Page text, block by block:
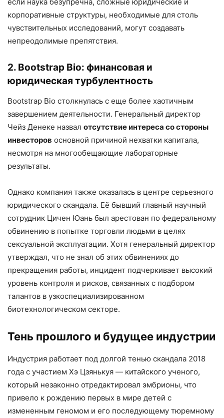
корпоративные структуры, необходимые для столь
чувствительных исследований, могут создавать
непреодолимые препятствия.
2. Bootstrap Bio: финансовая и
юридическая турбулентность
Bootstrap Bio столкнулась с еще более хаотичным
завершением деятельности. Генеральный директор
Чейз Денеке назвал отсутствие интереса со стороны
инвесторов основной причиной нехватки капитала,
несмотря на многообещающие лабораторные
результаты.
Однако компания также оказалась в центре серьезного
юридического скандала. Её бывший главный научный
сотрудник Цичен Юань был арестован по федеральному
обвинению в попытке торговли людьми в целях
сексуальной эксплуатации. Хотя генеральный директор
утверждал, что не знал об этих обвинениях до
прекращения работы, инцидент подчеркивает высокий
уровень контроля и рисков, связанных с подбором
талантов в узкоспециализированном
биотехнологическом секторе.
Тень прошлого и будущее индустрии
Индустрия работает под долгой тенью скандала 2018
года с участием Хэ Цзянькуя — китайского ученого,
который незаконно отредактировал эмбрионы, что
привело к рождению первых в мире детей с
измененным геномом и его последующему тюремному